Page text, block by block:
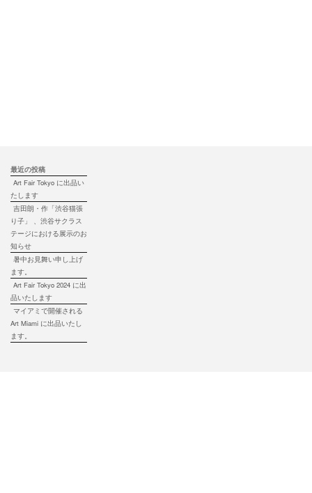
最近の投稿
Art Fair Tokyo に出品い
たします
吉田朗・作「渋谷猫張
り子」 、渋谷サクラス
テージにおける展示のお
知らせ
暑中お見舞い申し上げ
ます。
Art Fair Tokyo 2024 に出
品いたします
マイアミで開催される
Art Miami に出品いたし
ます。